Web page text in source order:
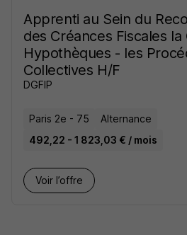
Apprenti au Sein du
des Créances Fiscales la
Hypothèques - les
Collectives H/F
DGFIP
Paris 2e - 75
Alternance
492,22 - 1 823,03 € / mois
Voir l’offre